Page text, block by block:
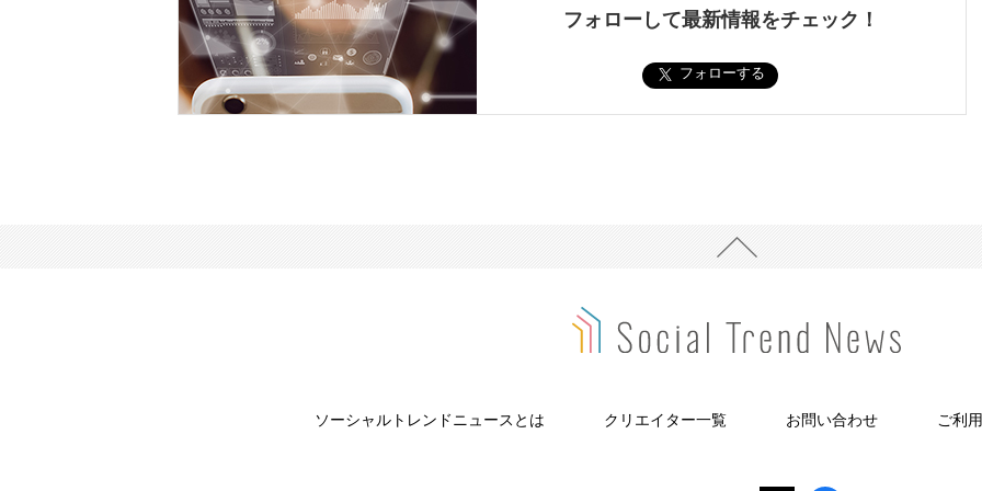
フォローして最新情報をチェック！
フォローする
ソーシャルトレンドニュースとは クリエイター一覧 お問い合わせ ご利